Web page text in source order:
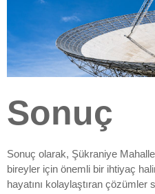
Sonuç
Sonuç olarak, Şükraniye
bireyler için önemli bir ihtiyaç
hayatını kolaylaştıran